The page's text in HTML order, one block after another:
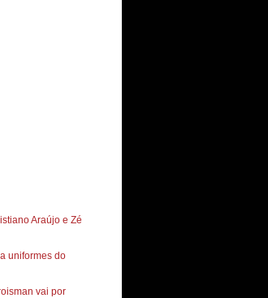
Araújo e Zé
uniformes do
vai por